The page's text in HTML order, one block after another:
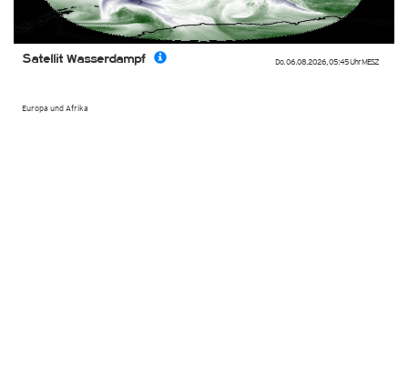
Do. 06.08.2026, 05:45 UhrMESZ
Europa und Afrika
Satellit Wasserdampf